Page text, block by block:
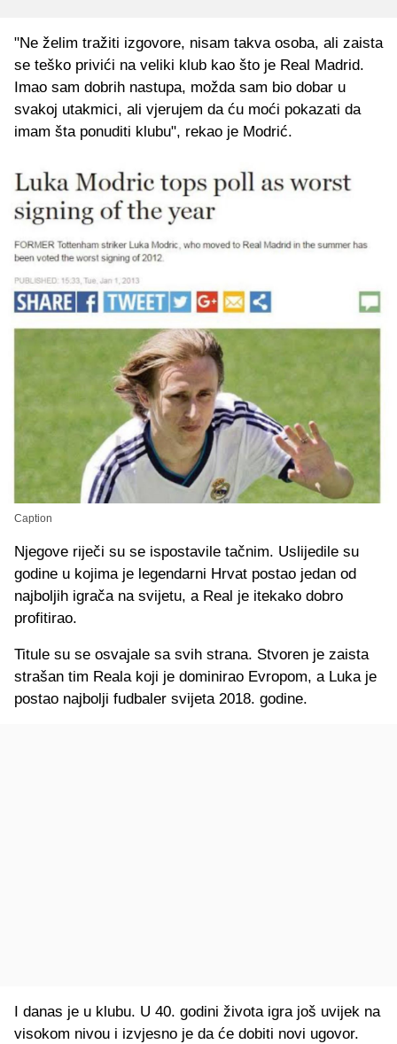
"Ne želim tražiti izgovore, nisam takva osoba, ali zaista
se teško privići na veliki klub kao što je Real Madrid.
Imao sam dobrih nastupa, možda sam bio dobar u
svakoj utakmici, ali vjerujem da ću moći pokazati da
imam šta ponuditi klubu", rekao je Modrić.
Caption
Njegove riječi su se ispostavile tačnim. Uslijedile su
godine u kojima je legendarni Hrvat postao jedan od
najboljih igrača na svijetu, a Real je itekako dobro
profitirao.
Titule su se osvajale sa svih strana. Stvoren je zaista
strašan tim Reala koji je dominirao Evropom, a Luka je
postao najbolji fudbaler svijeta 2018. godine.
I danas je u klubu. U 40. godini života igra još uvijek na
visokom nivou i izvjesno je da će dobiti novi ugovor.